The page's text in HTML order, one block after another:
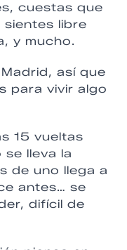
cuestas que
libre
y mucho.
así que
para vivir algo
15 vueltas
lleva la
de uno llega a
antes… se
difícil de